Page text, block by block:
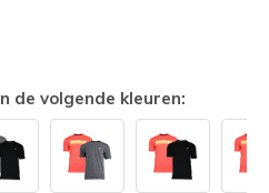
de volgende kleuren: